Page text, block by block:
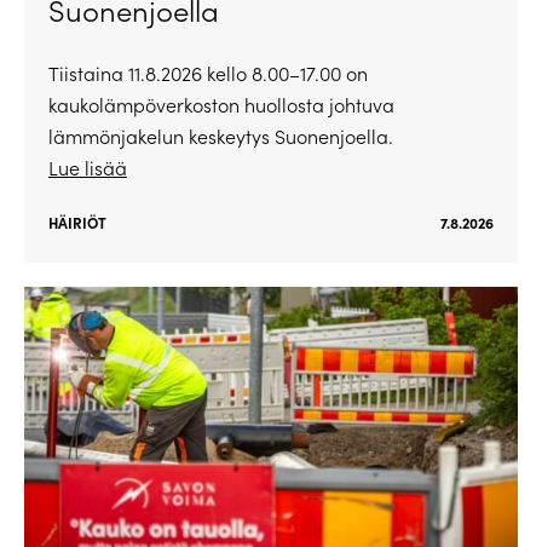
Suonenjoella
Tiistaina 11.8.2026 kello 8.00–17.00 on
kaukolämpöverkoston huollosta johtuva
lämmönjakelun keskeytys Suonenjoella.
Lue lisää
HÄIRIÖT 7.8.2026